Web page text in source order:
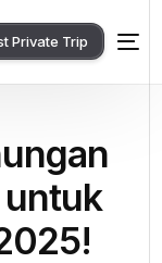
Private Trip